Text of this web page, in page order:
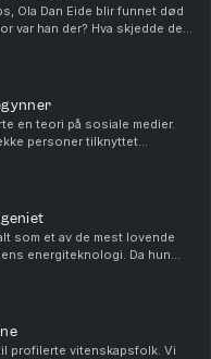
Ola Dan Eide blir funnet død
var han der? Hva skjedde de
om rare lyder, og hvorfor
en teori på sosiale medier.
personer tilknyttet
eller energiforskning
geniet
som et av de mest lovende
energiteknologi. Da hun
ble hun raskt
profilerte vitenskapsfolk. Vi